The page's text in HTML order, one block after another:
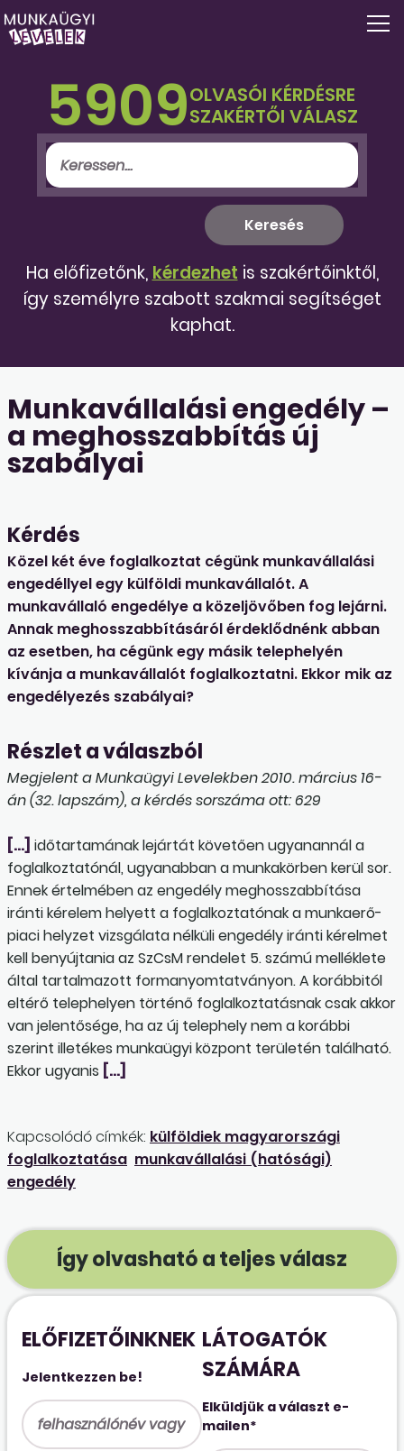
5909OLVASÓI KÉRDÉSRE
SZAKÉRTŐI VÁLASZ
Ha előfizetőnk, kérdezhet is szakértőinktől,
így személyre szabott szakmai segítséget
kaphat.
Munkavállalási engedély –
a meghosszabbítás új
szabályai
Kérdés
Közel két éve foglalkoztat cégünk munkavállalási
engedéllyel egy külföldi munkavállalót. A
munkavállaló engedélye a közeljövőben fog lejárni.
Annak meghosszabbításáról érdeklődnénk abban
az esetben, ha cégünk egy másik telephelyén
kívánja a munkavállalót foglalkoztatni. Ekkor mik az
engedélyezés szabályai?
Részlet a válaszból
Megjelent a Munkaügyi Levelekben 2010. március 16-
án (32. lapszám), a kérdés sorszáma ott: 629
[…] időtartamának lejártát követően ugyanannál a
foglalkoztatónál, ugyanabban a munkakörben kerül sor.
Ennek értelmében az engedély meghosszabbítása
iránti kérelem helyett a foglalkoztatónak a munkaerő-
piaci helyzet vizsgálata nélküli engedély iránti kérelmet
kell benyújtania az SzCsM rendelet 5. számú melléklete
által tartalmazott formanyomtatványon. A korábbitól
eltérő telephelyen történő foglalkoztatásnak csak akkor
van jelentősége, ha az új telephely nem a korábbi
szerint illetékes munkaügyi központ területén található.
Ekkor ugyanis […]
Kapcsolódó címkék: külföldiek magyarországi
foglalkoztatása munkavállalási (hatósági)
engedély
Így olvasható a teljes válasz
ELŐFIZETŐINKNEK
Jelentkezzen be!
LÁTOGATÓK
SZÁMÁRA
Elküldjük a választ e-
mailen*